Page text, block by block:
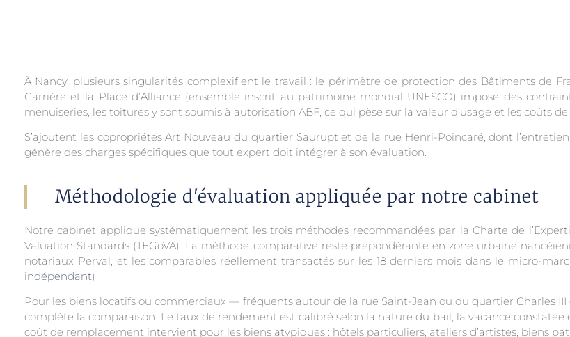
À Nancy, plusieurs singularités complexifient le travail : le périmètre de protection des Bâtiments de
Carrière et la Place d’Alliance (ensemble inscrit au patrimoine mondial UNESCO) impose des
menuiseries, les toitures y sont soumis à autorisation ABF, ce qui pèse sur la valeur d’usage et les coûts
S’ajoutent les copropriétés Art Nouveau du quartier Saurupt et de la rue Henri-Poincaré, dont
génère des charges spécifiques que tout expert doit intégrer à son évaluation.
Méthodologie d'évaluation appliquée par notre cabinet
Notre cabinet applique systématiquement les trois méthodes recommandées par la Charte de
Valuation Standards (TEGoVA). La méthode comparative reste prépondérante en zone urbaine
notariaux Perval, et les comparables réellement transactés sur les 18 derniers mois dans le micro-
indépendant)
Pour les biens locatifs ou commerciaux — fréquents autour de la rue Saint-Jean ou du quartier Charles
complète la comparaison. Le taux de rendement est calibré selon la nature du bail, la vacance
coût de remplacement intervient pour les biens atypiques : hôtels particuliers, ateliers d’artistes, biens